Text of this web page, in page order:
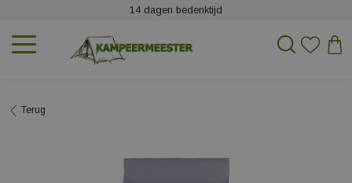
14 dagen bedenktijd
Terug